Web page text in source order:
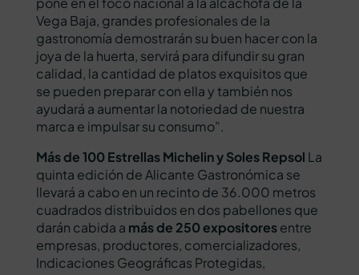
Vega Baja, grandes profesionales de la
gastronomía demostrarán su buen hacer con la
joya de la huerta, servirá para difundir su gran
calidad, la cantidad de platos exquisitos que
se pueden preparar con ella y también nos
ayudará a aumentar la notoriedad de nuestra
marca e impulsar su consumo”.
Más de 100 Estrellas Michelin y Soles Repsol La
quinta edición de Alicante Gastronómica se
llevará a cabo en un recinto de 36.000 metros
cuadrados distribuidos en dos pabellones que
darán cabida a más de 250 expositoresentre
empresas, productores, comercializadores,
Indicaciones Geográficas Protegidas,